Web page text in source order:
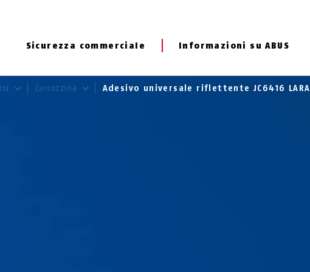
Sicurezza commerciale Informazioni su ABUS
Carrozzina Adesivo universale riflettente JC6416 LARA